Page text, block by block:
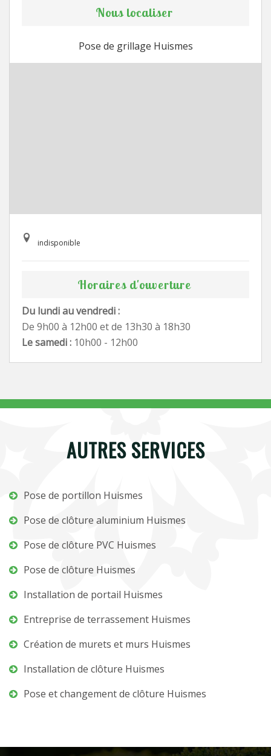
Nous localiser
Pose de grillage Huismes
indisponible
Horaires d'ouverture
Du lundi au vendredi :
De 9h00 à 12h00 et de 13h30 à 18h30
Le samedi : 10h00 - 12h00
AUTRES SERVICES
Pose de portillon Huismes
Pose de clôture aluminium Huismes
Pose de clôture PVC Huismes
Pose de clôture Huismes
Installation de portail Huismes
Entreprise de terrassement Huismes
Création de murets et murs Huismes
Installation de clôture Huismes
Pose et changement de clôture Huismes